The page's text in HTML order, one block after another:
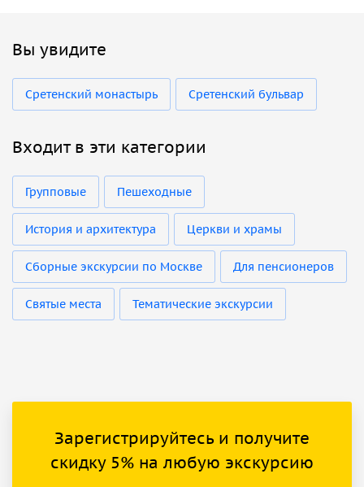
Вы увидите
Сретенский монастырь Сретенский бульвар
Входит в эти категории
Групповые Пешеходные
История и архитектура Церкви и храмы
Сборные экскурсии по Москве Для пенсионеров
Святые места Тематические экскурсии
Зарегистрируйтесь и получите
скидку 5% на любую экскурсию